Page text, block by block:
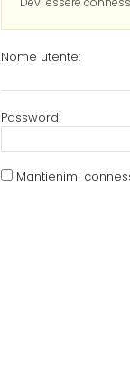
Nome utente:
Password:
Mantienimi